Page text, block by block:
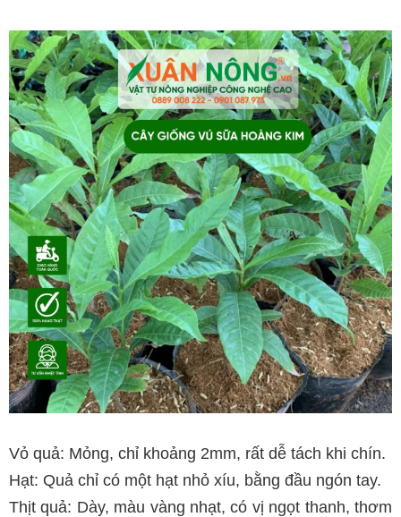
Vỏ quả: Mỏng, chỉ khoảng 2mm, rất dễ tách khi chín.
Hạt: Quả chỉ có một hạt nhỏ xíu, bằng đầu ngón tay.
Thịt quả: Dày, màu vàng nhạt, có vị ngọt thanh, thơm